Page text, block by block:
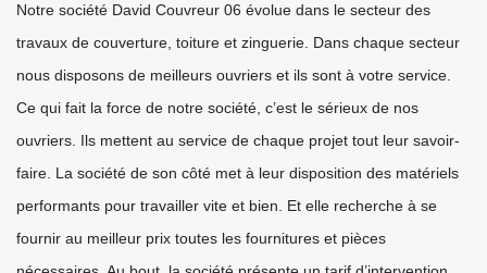
Notre société David Couvreur 06 évolue dans le secteur des
travaux de couverture, toiture et zinguerie. Dans chaque secteur
nous disposons de meilleurs ouvriers et ils sont à votre service.
Ce qui fait la force de notre société, c’est le sérieux de nos
ouvriers. Ils mettent au service de chaque projet tout leur savoir-
faire. La société de son côté met à leur disposition des matériels
performants pour travailler vite et bien. Et elle recherche à se
fournir au meilleur prix toutes les fournitures et pièces